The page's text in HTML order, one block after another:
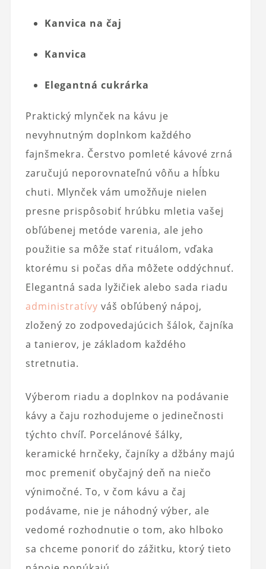
Kanvica na čaj
Kanvica
Elegantná cukrárka
Praktický mlynček na kávu je
nevyhnutným doplnkom každého
fajnšmekra. Čerstvo pomleté ​​kávové zrná
zaručujú neporovnateľnú vôňu a hĺbku
chuti. Mlynček vám umožňuje nielen
presne prispôsobiť hrúbku mletia vašej
obľúbenej metóde varenia, ale jeho
použitie sa môže stať rituálom, vďaka
ktorému si počas dňa môžete oddýchnuť.
Elegantná sada lyžičiek alebo sada riadu
administratívy váš obľúbený nápoj,
zložený zo zodpovedajúcich šálok, čajníka
a tanierov, je základom každého
stretnutia.
Výberom riadu a doplnkov na podávanie
kávy a čaju rozhodujeme o jedinečnosti
týchto chvíľ. Porcelánové šálky,
keramické hrnčeky, čajníky a džbány majú
moc premeniť obyčajný deň na niečo
výnimočné. To, v čom kávu a čaj
podávame, nie je náhodný výber, ale
vedomé rozhodnutie o tom, ako hlboko
sa chceme ponoriť do zážitku, ktorý tieto